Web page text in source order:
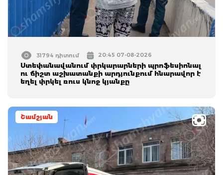
31794 դիտում 20:45 07-08-2026
Ստեփանավանում փրկարարների պրոֆեսիոնալ
ու ճիշտ աշխատանքի արդյունքում հնարավոր է
եղել փրկել ռուս կնոջ կյանքը
Շամշյան